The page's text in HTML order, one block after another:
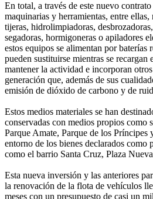
En total, a través de este nuevo
maquinarias y herramientas, entre ellas,
tijeras, hidrolimpiadoras,
segadoras, hormigoneras o apiladores
estos equipos se alimentan por baterías
pueden sustituirse mientras se recargan
mantener la actividad e incorporan
generación que, además de sus
emisión de dióxido de carbono y de
Estos medios materiales se han
conservadas con medios propios como
Parque Amate, Parque de los Príncipes
entorno de los bienes declarados como
como el barrio Santa Cruz, Plaza
Esta nueva inversión y las anteriores
la renovación de la flota de vehículos
meses con un presupuesto de casi un